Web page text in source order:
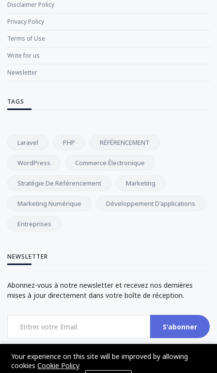
Disclaimer Policy
Privacy Policy
Terms of Use
Write for us
Newsletter
TAGS
Laravel PHP RÉFÉRENCEMENT
WordPress Commerce Électronique
Stratégie De Référencement Marketing
Marketing Numérique Développement D'applications
Entreprises
NEWSLETTER
Abonnez-vous à notre newsletter et recevez nos dernières
mises à jour directement dans votre boîte de réception.
S'abonner
Your experience on this site will be improved by allowing
cookies Cookie Policy